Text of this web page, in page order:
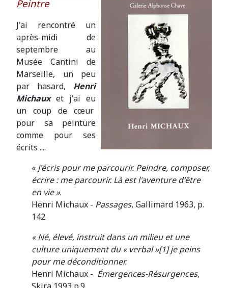
Peintre
J'ai rencontré un
après-midi de
septembre au
Musée Cantini de
Marseille, un peu
par hasard,
Henri
Michauxet j'ai eu
un coup de cœur
pour sa peinture
comme pour ses
écrits ....
« J'écris pour me parcourir. Peindre, composer,
écrire : me parcourir. Là est l'aventure d'être
en vie ».
Henri Michaux - Passages, Gallimard 1963, p.
142
« Né, élevé, instruit dans un milieu et une
culture uniquement du « verbal »[1] je peins
pour me déconditionner.
Henri Michaux - Émergences-Résurgences,